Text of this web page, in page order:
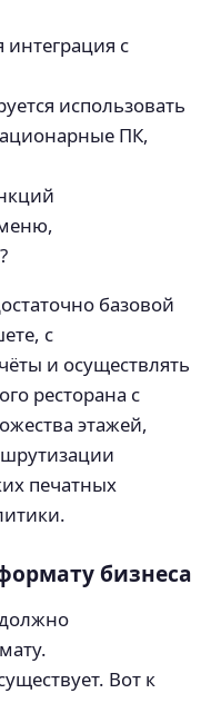
интеграция с
использовать
ПК,
базовой
с
и осуществлять
ресторана с
этажей,
печатных
бизнеса
Вот к